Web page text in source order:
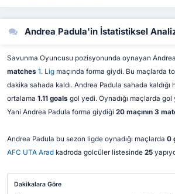
Andrea Padula'in İstatistiksel
Savunma Oyuncusu pozisyonunda oynayan
matches 1. Ligmaçında forma giydi. Bu maçlarda
dakika sahada kaldı. Andrea Padula sahada kaldığı
ortalama 1.11 goals gol yedi. Oynadığı maçlarda
Yani Andrea Padula forma giydiği 20 maçının 3
Andrea Padula bu sezon ligde oynadığı maçlarda 0
AFC UTA Aradkadroda golcüler listesinde 25
Dakikalara Göre